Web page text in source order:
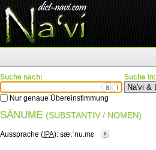
Suche nach:
ä ì
Nur genaue Übereinstimmung
Suche in:
SÄNUME (SUBSTANTIV / NOMEN)
Aussprache ( IPA): sæ.ˈnu.mɛ